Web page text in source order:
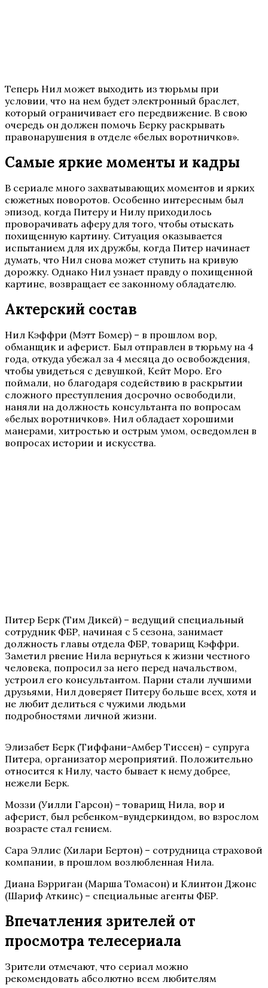
Теперь Нил может выходить из тюрьмы при
условии, что на нем будет электронный браслет,
который ограничивает его передвижение. В свою
очередь он должен помочь Берку раскрывать
правонарушения в отделе «белых воротничков».
Самые яркие моменты и кадры
В сериале много захватывающих моментов и ярких
сюжетных поворотов. Особенно интересным был
эпизод, когда Питеру и Нилу приходилось
проворачивать аферу для того, чтобы отыскать
похищенную картину. Ситуация оказывается
испытанием для их дружбы, когда Питер начинает
думать, что Нил снова может ступить на кривую
дорожку. Однако Нил узнает правду о похищенной
картине, возвращает ее законному обладателю.
Актерский состав
Нил Кэффри (Мэтт Бомер) – в прошлом вор,
обманщик и аферист. Был отправлен в тюрьму на 4
года, откуда убежал за 4 месяца до освобождения,
чтобы увидеться с девушкой, Кейт Моро. Его
поймали, но благодаря содействию в раскрытии
сложного преступления досрочно освободили,
наняли на должность консультанта по вопросам
«белых воротничков». Нил обладает хорошими
манерами, хитростью и острым умом, осведомлен в
вопросах истории и искусства.
Питер Берк (Тим Дикей) – ведущий специальный
сотрудник ФБР, начиная с 5 сезона, занимает
должность главы отдела ФБР, товарищ Кэффри.
Заметил рвение Нила вернуться к жизни честного
человека, попросил за него перед начальством,
устроил его консультантом. Парни стали лучшими
друзьями, Нил доверяет Питеру больше всех, хотя и
не любит делиться с чужими людьми
подробностями личной жизни.
Элизабет Берк (Тиффани-Амбер Тиссен) – супруга
Питера, организатор мероприятий. Положительно
относится к Нилу, часто бывает к нему добрее,
нежели Берк.
Моззи (Уилли Гарсон) – товарищ Нила, вор и
аферист, был ребенком-вундеркиндом, во взрослом
возрасте стал гением.
Сара Эллис (Хилари Бертон) – сотрудница страховой
компании, в прошлом возлюбленная Нила.
Диана Бэрриган (Марша Томасон) и Клинтон Джонс
(Шариф Аткинс) – специальные агенты ФБР.
Впечатления зрителей от
просмотра телесериала
Зрители отмечают, что сериал можно
рекомендовать абсолютно всем любителям